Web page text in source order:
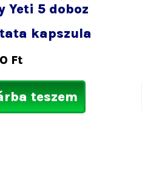
Yeti 5 doboz
kapszula
Ft
teszem